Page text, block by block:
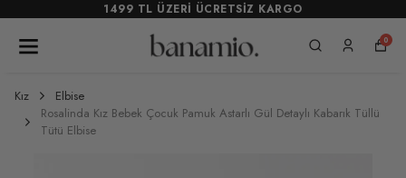
1499 TL ÜZERİ ÜCRETSİZ KARGO
0
Kız
Elbise
Rosalinda Kız Bebek Çocuk Pamuk Astarlı Gül Detaylı Kabarık Tüllü
Tütü Elbise